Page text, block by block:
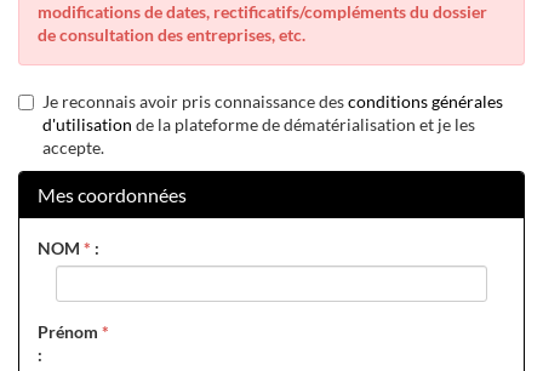
modifications de dates, rectificatifs/compléments du dossier
de consultation des entreprises, etc.
Je reconnais avoir pris connaissance desconditions générales
d'utilisation de la plateforme de dématérialisation et je les
accepte.
Mes coordonnées
NOM * :
Prénom *
: